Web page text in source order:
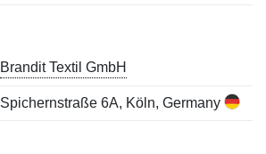
Brandit Textil GmbH
Spichernstraße 6A, Köln, Germany